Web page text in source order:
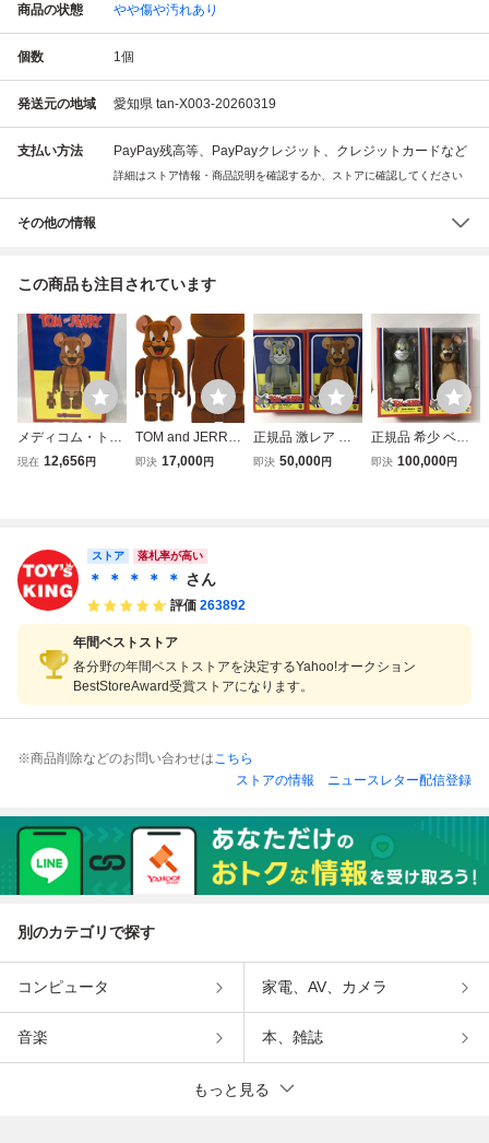
商品の状態 やや傷や汚れあり
個数 1個
発送元の地域 愛知県 tan-X003-20260319
支払い方法 PayPay残高等、PayPayクレジット、クレジットカードなど
詳細はストア情報・商品説明を確認するか、ストアに確認してください
その他の情報
この商品も注目されています
メディコム・トイ
JERRY フロッキ
現在 12,656円
TOM and JERRY
2nd JERRY フロ
即決 17,000円
正規品 激レア ベ
アブリック トムと
即決 50,000円
正規品 希少 ベア
ブリック トムとジ
即決 100,000円
ストア 落札率が高い
＊ ＊ ＊ ＊ ＊ さん
評価 263892
年間ベストストア
各分野の年間ベストストアを決定するYahoo!オークション
BestStoreAward受賞ストアになります。
※商品削除などのお問い合わせはこちら
ストアの情報
ニュースレター配信登録
別のカテゴリで探す
コンピュータ 家電、AV、カメラ
音楽 本、雑誌
もっと見る